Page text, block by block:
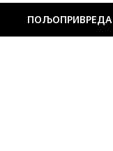
ПОЉОПРИВРЕДА